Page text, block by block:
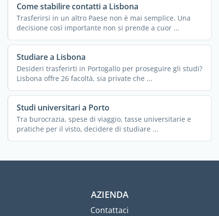
Come stabilire contatti a Lisbona
Trasferirsi in un altro Paese non è mai semplice. Una
decisione così importante non si prende a cuor ...
Studiare a Lisbona
Desideri trasferirti in Portogallo per proseguire gli studi?
Lisbona offre 26 facoltà, sia private che ...
Studi universitari a Porto
Tra burocrazia, spese di viaggio, tasse universitarie e
pratiche per il visto, decidere di studiare ...
AZIENDA
Contattaci